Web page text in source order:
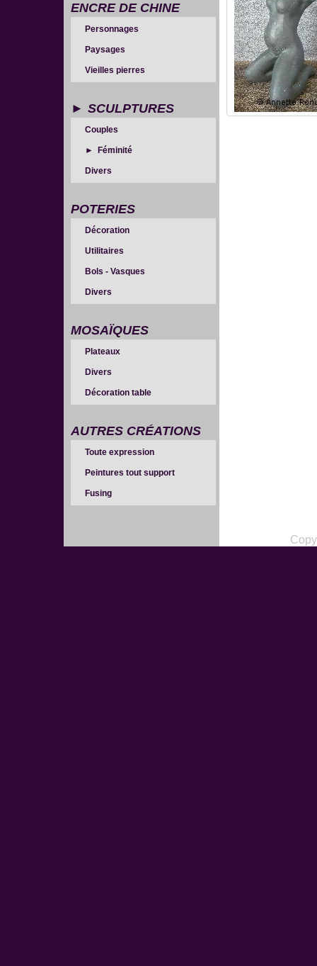
ENCRE DE CHINE
Personnages
Paysages
Vieilles pierres
SCULPTURES
Couples
Féminité
Divers
POTERIES
Décoration
Utilitaires
Bols - Vasques
Divers
MOSAÏQUES
Plateaux
Divers
Décoration table
AUTRES CRÉATIONS
Toute expression
Peintures tout support
Fusing